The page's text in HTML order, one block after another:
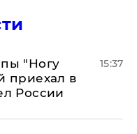
"Ногу
приехал в
России
15:37